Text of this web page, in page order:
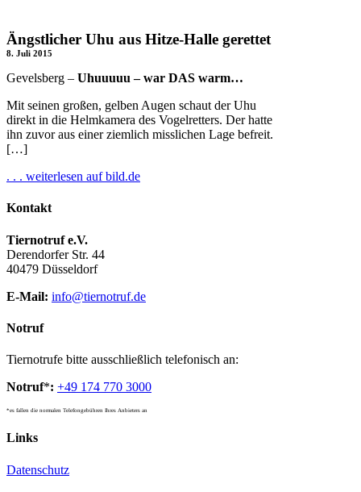
Ängstlicher Uhu aus Hitze-Halle gerettet
8. Juli 2015
Gevelsberg – Uhuuuuu – war DAS warm…
Mit seinen großen, gelben Augen schaut der Uhu
direkt in die Helmkamera des Vogelretters. Der hatte
ihn zuvor aus einer ziemlich misslichen Lage befreit.
[…]
. . . weiterlesen auf bild.de
Kontakt
Tiernotruf e.V.
Derendorfer Str. 44
40479 Düsseldorf
E-Mail: info@tiernotruf.de
Notruf
Tiernotrufe bitte ausschließlich telefonisch an:
Notruf*: +49 174 770 3000
*es fallen die normalen Telefongebühren Ihres Anbieters an
Links
Datenschutz